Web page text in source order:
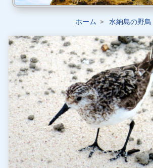
ホーム 水納島の野鳥